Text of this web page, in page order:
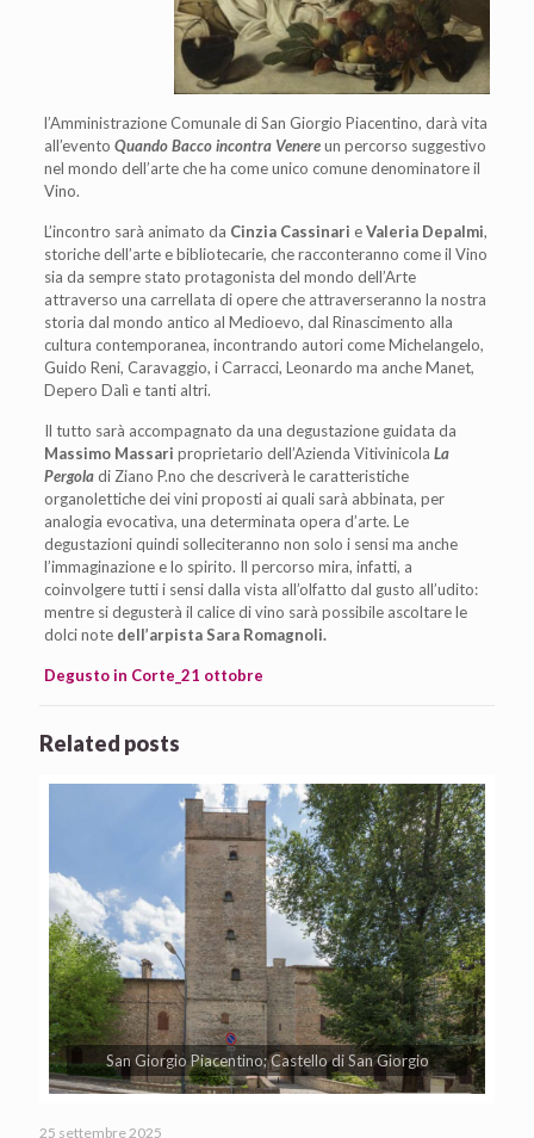
l’Amministrazione Comunale di San Giorgio Piacentino, darà vita
all’evento Quando Bacco incontra Venereun percorso suggestivo
nel mondo dell’arte che ha come unico comune denominatore il
Vino.
L’incontro sarà animato da Cinzia Cassinari eValeria Depalmi,
storiche dell’arte e bibliotecarie, che racconteranno come il Vino
sia da sempre stato protagonista del mondo dell’Arte
attraverso una carrellata di opere che attraverseranno la nostra
storia dal mondo antico al Medioevo, dal Rinascimento alla
cultura contemporanea, incontrando autori come Michelangelo,
Guido Reni, Caravaggio, i Carracci, Leonardo ma anche Manet,
Depero Dalì e tanti altri.
Il tutto sarà accompagnato da una degustazione guidata da
Massimo Massari proprietario dell’Azienda Vitivinicola La
Pergoladi Ziano P.no che descriverà le caratteristiche
organolettiche dei vini proposti ai quali sarà abbinata, per
analogia evocativa, una determinata opera d’arte. Le
degustazioni quindi solleciteranno non solo i sensi ma anche
l’immaginazione e lo spirito. Il percorso mira, infatti, a
coinvolgere tutti i sensi dalla vista all’olfatto dal gusto all’udito:
mentre si degusterà il calice di vino sarà possibile ascoltare le
dolci note dell’arpista Sara Romagnoli.
Degusto in Corte_21 ottobre
Related posts
San Giorgio Piacentino; Castello di San Giorgio
25 settembre 2025